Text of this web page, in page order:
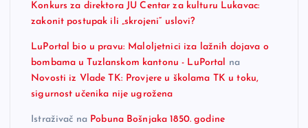
Konkurs za direktora JU Centar za kulturu Lukavac:
zakonit postupak ili „skrojeni“ uslovi?
LuPortal bio u pravu: Maloljetnici iza lažnih dojava o
bombama u Tuzlanskom kantonu - LuPortal na
Novosti iz Vlade TK: Provjere u školama TK u toku,
sigurnost učenika nije ugrožena
Istraživač na Pobuna Bošnjaka 1850. godine